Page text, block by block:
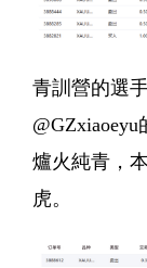
青訓營的選
爐火純青，
虎。